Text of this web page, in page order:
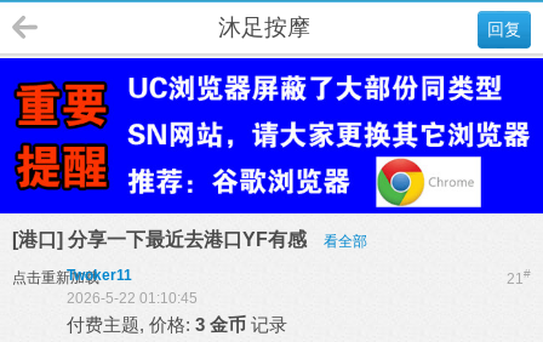
回复
沐足按摩
[港口] 分享一下最近去港口YF有感 看全部
点击重新加载 21#
Twoker11
2026-5-22 01:10:45
付费主题, 价格: 3 金币 记录